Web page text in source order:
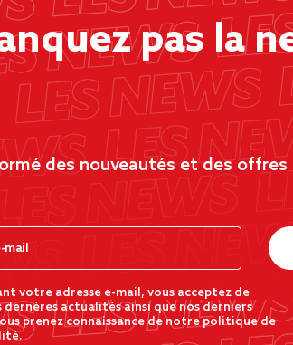
pas la
des nouveautés et des offres
votre adresse e-mail, vous acceptez de
dernères actualités ainsi que nos derniers
prenez connaissance de notre politique de